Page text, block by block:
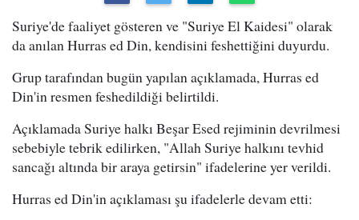
Suriye'de faaliyet gösteren ve "Suriye El Kaidesi" olarak
da anılan Hurras ed Din, kendisini feshettiğini duyurdu.
Grup tarafından bugün yapılan açıklamada, Hurras ed
Din'in resmen feshedildiği belirtildi.
Açıklamada Suriye halkı Beşar Esed rejiminin devrilmesi
sebebiyle tebrik edilirken, "Allah Suriye halkını tevhid
sancağı altında bir araya getirsin" ifadelerine yer verildi.
Hurras ed Din'in açıklaması şu ifadelerle devam etti: